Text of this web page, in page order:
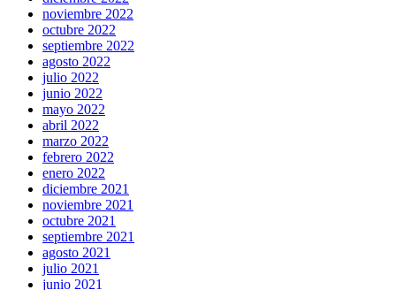
noviembre 2022
octubre 2022
septiembre 2022
agosto 2022
julio 2022
junio 2022
mayo 2022
abril 2022
marzo 2022
febrero 2022
enero 2022
diciembre 2021
noviembre 2021
octubre 2021
septiembre 2021
agosto 2021
julio 2021
junio 2021